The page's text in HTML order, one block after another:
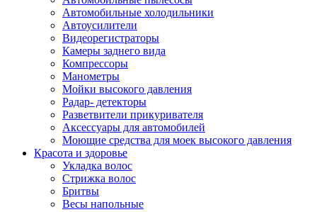
Автомобильные холодильники
Автоусилители
Видеорегистраторы
Камеры заднего вида
Компрессоры
Манометры
Мойки высокого давления
Радар- детекторы
Разветвители прикуривателя
Аксессуары для автомобилей
Моющие средства для моек высокого давления
Красота и здоровье
Укладка волос
Стрижка волос
Бритвы
Весы напольные